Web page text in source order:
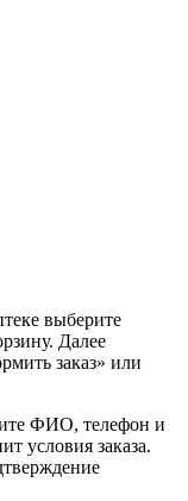
выберите
Далее
заказ» или
ФИО, телефон и
условия заказа.